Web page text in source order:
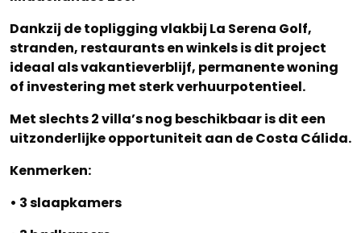
Dankzij de topligging vlakbij La Serena Golf,
stranden, restaurants en winkels is dit project
ideaal als vakantieverblijf, permanente woning
of investering met sterk verhuurpotentieel.
Met slechts 2 villa’s nog beschikbaar is dit een
uitzonderlijke opportuniteit aan de Costa Cálida.
Kenmerken:
• 3 slaapkamers